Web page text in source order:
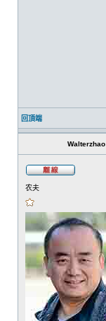
回頂端
Walterzhao
农夫